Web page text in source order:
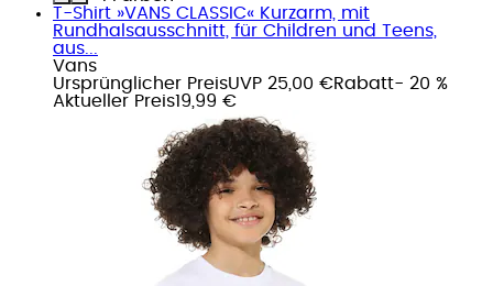
T-Shirt »VANS CLASSIC« Kurzarm, mit
Rundhalsausschnitt, für Children und Teens,
aus...
Vans
Ursprünglicher PreisUVP 25,00 €Rabatt- 20 %
Aktueller Preis19,99 €